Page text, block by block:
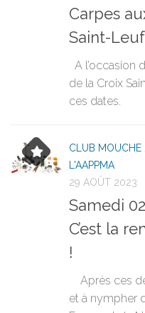
Carpes
Saint-
A l’occasion
de la Croix
ces dates.
CLUB MOUCHE
L'AAPPMA
29 AOÛT 2023
Samedi
C’est la
!
Après ces
et à nympher